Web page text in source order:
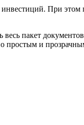
При этом
пакет
простым и